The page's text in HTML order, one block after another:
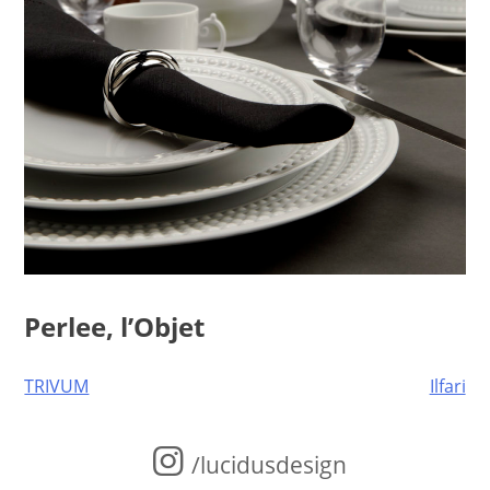
Perlee, l’Objet
Post
TRIVUM Ilfari
/lucidusdesign